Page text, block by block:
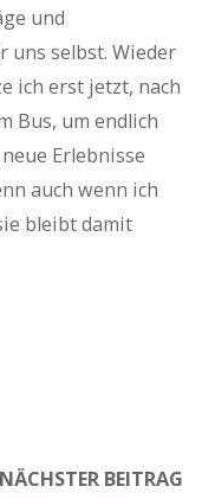
und
selbst. Wieder
ich erst jetzt, nach
Bus, um endlich
Erlebnisse
auch wenn ich
bleibt damit
NÄCHSTER BEITRAG